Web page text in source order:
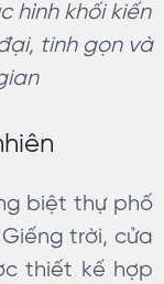
hình khối kiến
tinh gọn và
biệt thự phố
trời, cửa
thiết kế hợp